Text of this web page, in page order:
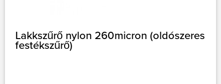
Lakkszűrő nylon 260micron (oldószeres
festékszűrő)